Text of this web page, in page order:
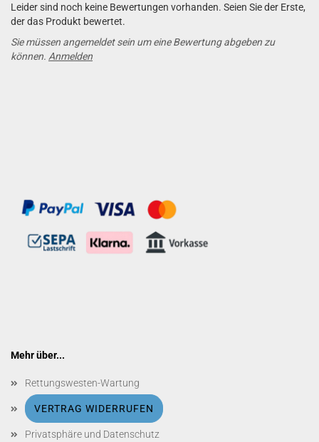
Leider sind noch keine Bewertungen vorhanden. Seien Sie der Erste,
der das Produkt bewertet.
Sie müssen angemeldet sein um eine Bewertung abgeben zu
können. Anmelden
Mehr über...
Rettungswesten-Wartung
VERTRAG WIDERRUFEN
Privatsphäre und Datenschutz